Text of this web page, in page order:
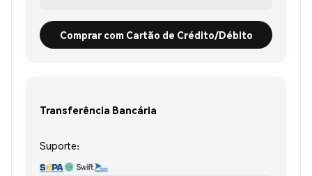
Comprar com Cartão de Crédito/Débito
Transferência Bancária
Suporte: